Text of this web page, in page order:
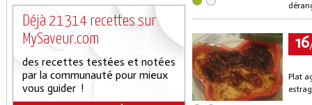
Déjà 21314 recettes sur
MySaveur.com
des recettes testées et notées
par la communauté pour mieux
vous guider !
16
Plat